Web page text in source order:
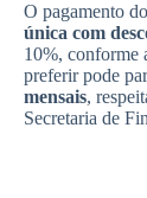
O pagamento do
única com
10%, conforme
preferir pode
mensais,
Secretaria de